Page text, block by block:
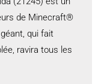
de Minecraft®
qui fait
ravira tous les